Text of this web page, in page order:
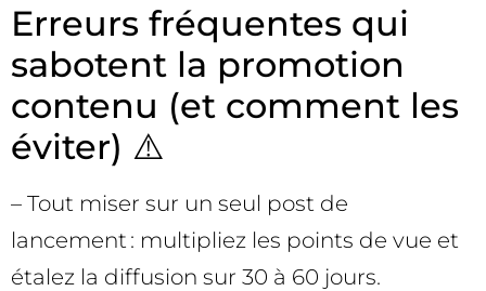
Erreurs fréquentes qui
sabotent la promotion
contenu (et comment les
éviter) ⚠️
– Tout miser sur un seul post de
lancement : multipliez les points de vue et
étalez la diffusion sur 30 à 60 jours.